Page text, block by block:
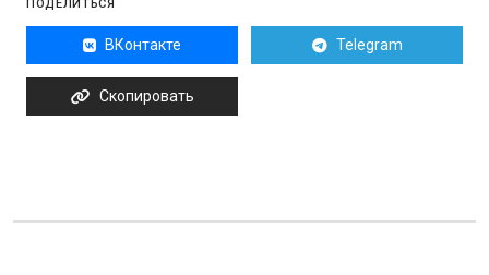
ПОДЕЛИТЬСЯ
ВКонтакте Telegram
Скопировать